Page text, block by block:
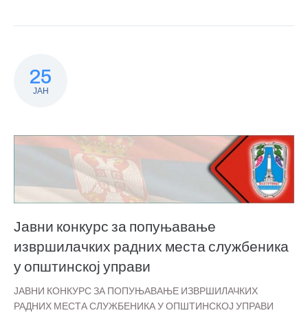
25
ЈАН
Јавни конкурс за попуњавање
извршилачких радних места службеника
у општинској управи
ЈАВНИ КОНКУРС ЗА ПОПУЊАВАЊЕ ИЗВРШИЛАЧКИХ
РАДНИХ МЕСТА СЛУЖБЕНИКА У ОПШТИНСКОЈ УПРАВИ